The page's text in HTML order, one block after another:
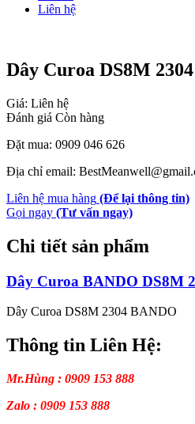
Liên hệ
Dây Curoa DS8M
Giá: Liên hệ
Đánh giá Còn hàng
Đặt mua: 0909 046 626
Địa chỉ email:
Liên hệ mua hàng (Để lại thông tin)
Gọi ngay (Tư vấn ngay)
Chi tiết sản phẩm
Dây Curoa BANDO DS8M
Dây Curoa DS8M 2304 BANDO
Thông tin Liên Hệ:
Mr.Hùng : 0909 153 888
Zalo : 0909 153 888